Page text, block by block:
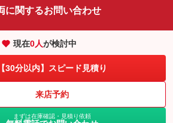
に関するお問い合わせ
現在0人が検討中
【30分以内】スピード見積り
来店予約
まずは在庫確認・見積り依頼